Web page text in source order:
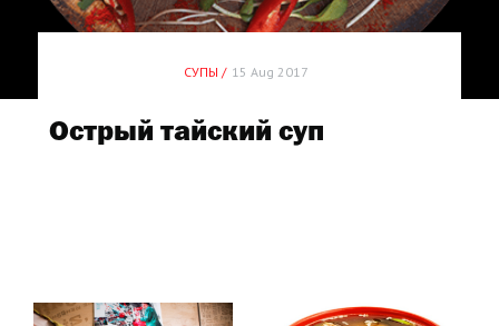
СУПЫ / 15 Aug 2017
Острый тайский суп